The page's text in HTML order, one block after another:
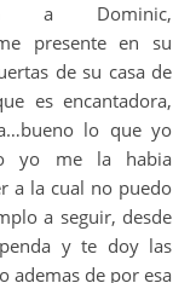
a Dominic,
presente en su
de su casa de
es encantadora,
lo que yo
yo me la habia
a la cual no puedo
a seguir, desde
y te doy las
ademas de por esa